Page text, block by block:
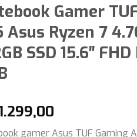
Gamer
Asus Ryzen 7
SSD 15.6″
gamer Asus TUF Gaming